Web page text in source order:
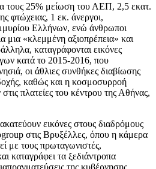
τους 25% μείωση του ΑΕΠ, 2,5 εκατ.
φτώχειας, 1 εκ. άνεργοι,
Ελλήνων, ενώ άνθρωποι
μια «κλεμμένη αξιοπρέπεια» και
καταγράφονται εικόνες
κατά το 2015-2016, που
οι άθλιες συνθήκες διαβίωσης
καθώς και η κοσμοσυρροή
πλατείες του κέντρου της Αθήνας,
εικόνες στους διαδρόμους
στις Βρυξέλλες, όπου η κάμερα
με τους πρωταγωνιστές,
καταγράφει τα ξεδιάντροπα
της κυβέρνησης